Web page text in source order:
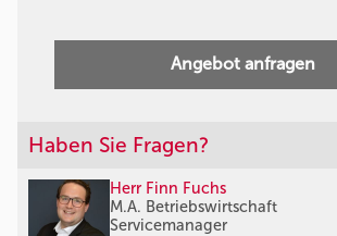
Angebot anfragen
Haben Sie Fragen?
Herr Finn Fuchs
M.A. Betriebswirtschaft
Servicemanager